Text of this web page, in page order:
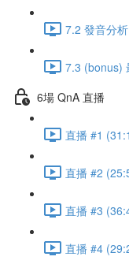
7.2 發音分
7.3 (bonus)
6場 QnA 直播
直播 #1
直播 #2
直播 #3
直播 #4